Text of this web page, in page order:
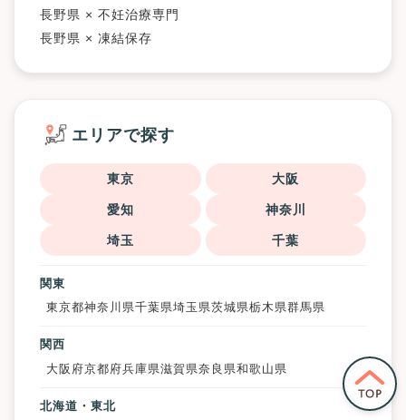
長野県 × 不妊治療専門
長野県 × 凍結保存
エリアで探す
東京 大阪
愛知 神奈川
埼玉 千葉
関東
東京都神奈川県千葉県埼玉県茨城県栃木県群馬県
関西
大阪府京都府兵庫県滋賀県奈良県和歌山県
北海道・東北